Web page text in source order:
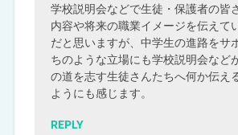
学校説明会などで生徒・保護者の皆
内容や将来の職業イメージを伝えて
だと思いますが、中学生の進路をサ
ちのような立場にも学校説明会など
の道を志す生徒さんたちへ何か伝え
ようにも感じます。
REPLY